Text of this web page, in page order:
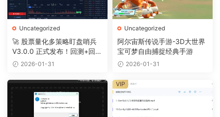
Uncategorized
🚀 股票量化多策略盯盘哨兵
V3.0.0 正式发布！回测+回放
+摸鱼全搞定
2026-01-31
Uncategorized
阿尔宙斯传说手游-3D大世界
宝可梦自由捕捉经典手游
2026-01-31
VIP